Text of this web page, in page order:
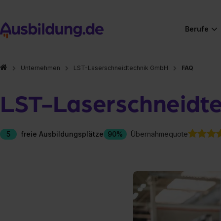
Berufe
Unternehmen LST-Laserschneidtechnik GmbH FAQ
LST-
5 freie Ausbildungsplätze 90% Übernahmequote
Hier gibt es
Hier gibt es
Hier gibt es
Hier gibt es
Hier gibt es